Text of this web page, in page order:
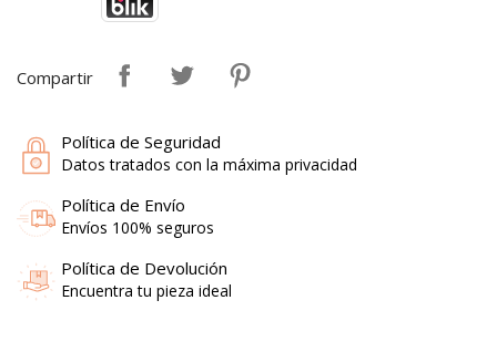
Compartir
Política de Seguridad
Datos tratados con la máxima privacidad
Política de Envío
Envíos 100% seguros
Política de Devolución
Encuentra tu pieza ideal